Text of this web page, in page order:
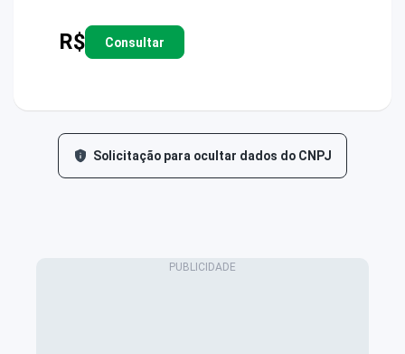
R$ Consultar
Solicitação para ocultar dados do CNPJ